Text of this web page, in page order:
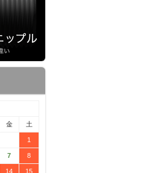
金 土
1
7 8
14 15